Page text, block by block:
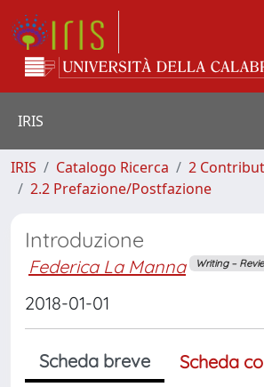
IRIS
IRIS Catalogo Ricerca
2
2.2 Prefazione/Postfazione
Introduzione
Federica La Manna Writing –
2018-01-01
Scheda breve
Scheda